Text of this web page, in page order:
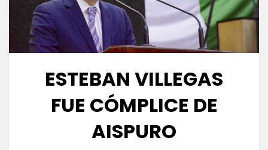
ESTEBAN VILLEGAS
FUE CÓMPLICE DE
AISPURO